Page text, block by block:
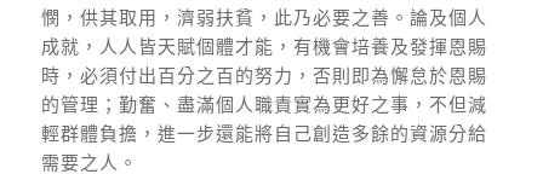
憫，供其取用，濟弱扶貧，此乃必要之善。論及個人
成就，人人皆天賦個體才能，有機會培養及發揮恩賜
時，必須付出百分之百的努力，否則即為懈怠於恩賜
的管理；勤奮、盡滿個人職責實為更好之事，不但減
輕群體負擔，進一步還能將自己創造多餘的資源分給
需要之人。